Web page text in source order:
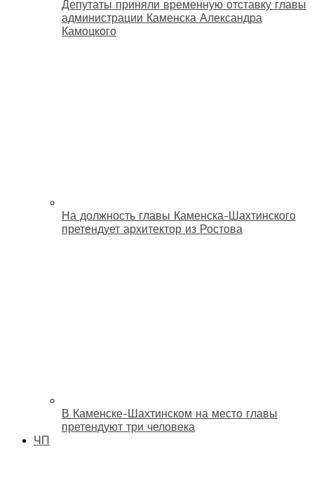
Депутаты приняли временную отставку главы
администрации Каменска Александра
Камоцкого
На должность главы Каменска-Шахтинского
претендует архитектор из Ростова
В Каменске-Шахтинском на место главы
претендуют три человека
ЧП